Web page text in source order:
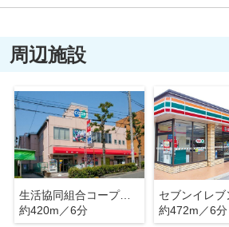
周辺施設
生活協同組合コープこうべ コープ須磨
約420m／6分
約472m／6分